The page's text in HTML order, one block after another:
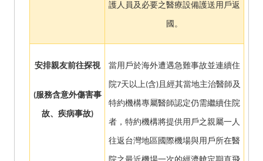
護人員及必要之醫療設備護送用戶返
國。
安排親友前往探視
(服務含意外傷害事
故、疾病事故)
當用戶於海外遭遇急難事故並連續住
院7天以上(含)且經其當地主治醫師及
特約機構專屬醫師認定仍需繼續住院
者，特約機構將提供用戶之親屬一人
往返台灣地區國際機場與用戶所在醫